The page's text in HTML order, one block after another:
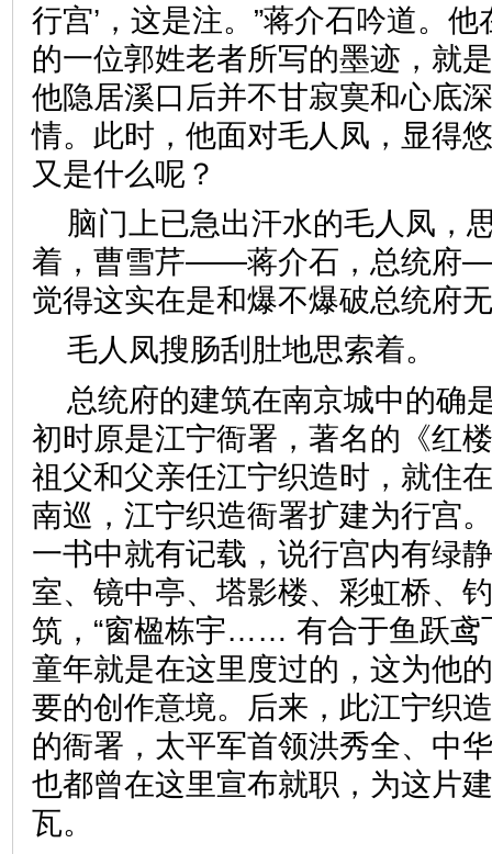
行宫’，这是注。”蒋介石吟道。
的一位郭姓老者所写的墨迹，就
他隐居溪口后并不甘寂寞和心底
情。此时，他面对毛人凤，显得
又是什么呢？
脑门上已急出汗水的毛人凤，
着，曹雪芹——蒋介石，总统府
觉得这实在是和爆不爆破总统府
毛人凤搜肠刮肚地思索着。
总统府的建筑在南京城中的确
初时原是江宁衙署，著名的《红
祖父和父亲任江宁织造时，就住
南巡，江宁织造衙署扩建为行宫
一书中就有记载，说行宫内有绿
室、镜中亭、塔影楼、彩虹桥、
筑，“窗楹栋宇…… 有合于鱼跃鸢
童年就是在这里度过的，这为他
要的创作意境。后来，此江宁织
的衙署，太平军首领洪秀全、中
也都曾在这里宣布就职，为这片
瓦。